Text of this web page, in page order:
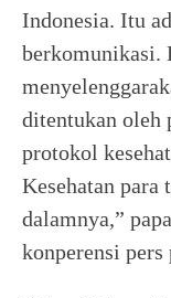
Indonesia. Itu
berkomunikasi.
ditentukan oleh
protokol
Kesehatan para
dalamnya,”
konperensi pers